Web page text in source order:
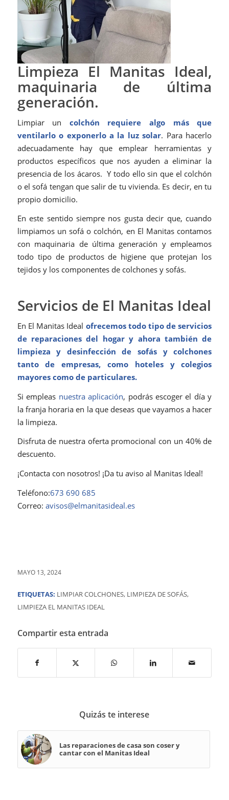
Limpieza El Manitas Ideal,
maquinaria de última
generación.
Limpiar un colchón requiere algo más que
ventilarlo o exponerlo a la luz solar. Para hacerlo
adecuadamente hay que emplear herramientas y
productos específicos que nos ayuden a eliminar la
presencia de los ácaros. Y todo ello sin que el colchón
o el sofá tengan que salir de tu vivienda. Es decir, en tu
propio domicilio.
En este sentido siempre nos gusta decir que, cuando
limpiamos un sofá o colchón, en El Manitas contamos
con maquinaria de última generación y empleamos
todo tipo de productos de higiene que protejan los
tejidos y los componentes de colchones y sofás.
Servicios de El Manitas Ideal
En El Manitas Ideal ofrecemos todo tipo de servicios
de reparaciones del hogar y ahora también de
limpieza y desinfección de sofás y colchones
tanto de empresas, como hoteles y colegios
mayores como de particulares.
Si empleas nuestra aplicación, podrás escoger el día y
la franja horaria en la que deseas que vayamos a hacer
la limpieza.
Disfruta de nuestra oferta promocional con un 40% de
descuento.
¡Contacta con nosotros! ¡Da tu aviso al Manitas Ideal!
Teléfono:673 690 685
Correo: avisos@elmanitasideal.es
MAYO 13, 2024
ETIQUETAS: LIMPIAR COLCHONES, LIMPIEZA DE SOFÁS,
LIMPIEZA EL MANITAS IDEAL
Compartir esta entrada
Quizás te interese
Las reparaciones de casa son coser y
cantar con el Manitas Ideal